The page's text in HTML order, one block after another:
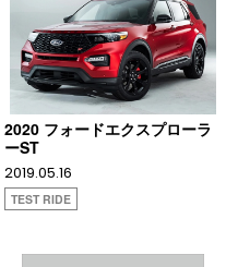
2020 フォードエクスプローラ
ーST
2019.05.16
TEST RIDE